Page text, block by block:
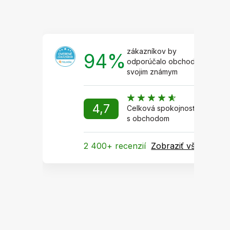
94% zákazníkov by
odporúčalo obchod
svojim známym
4,7
Celková spokojnosť
s obchodom
2 400+ recenzií Zobraziť všetky